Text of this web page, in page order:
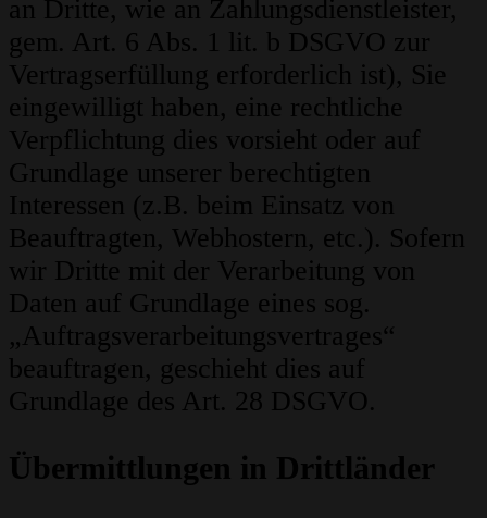
an Dritte, wie an Zahlungsdienstleister,
gem. Art. 6 Abs. 1 lit. b DSGVO zur
Vertragserfüllung erforderlich ist), Sie
eingewilligt haben, eine rechtliche
Verpflichtung dies vorsieht oder auf
Grundlage unserer berechtigten
Interessen (z.B. beim Einsatz von
Beauftragten, Webhostern, etc.). Sofern
wir Dritte mit der Verarbeitung von
Daten auf Grundlage eines sog.
„Auftragsverarbeitungsvertrages“
beauftragen, geschieht dies auf
Grundlage des Art. 28 DSGVO.
Übermittlungen in Drittländer